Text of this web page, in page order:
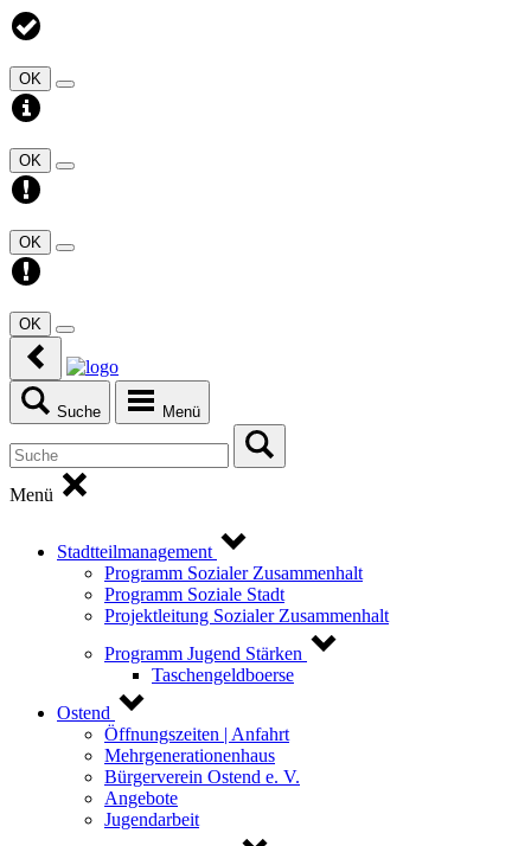
OK
OK
OK
OK
Suche Menü
Menü
Stadtteilmanagement
Programm Sozialer Zusammenhalt
Programm Soziale Stadt
Projektleitung Sozialer Zusammenhalt
Programm Jugend Stärken
Taschengeldboerse
Ostend
Öffnungszeiten | Anfahrt
Mehrgenerationenhaus
Bürgerverein Ostend e. V.
Angebote
Jugendarbeit